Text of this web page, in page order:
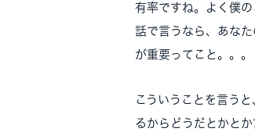
有率ですね。よく僕
話で言うなら、あな
が重要ってこと。。。
こういうことを言う
るからどうだとかと